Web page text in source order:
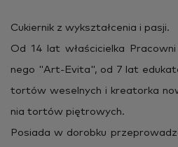
Cu­kier­nik z wy­kształ­ce­nia i pasji.
Od 14 lat wła­ści­ciel­ka
ne­go "Art-Evita", od 7 lat
tor­tów we­sel­nych i kre­ator­ka
nia tor­tów pię­tro­wych.
Po­sia­da w do­rob­ku